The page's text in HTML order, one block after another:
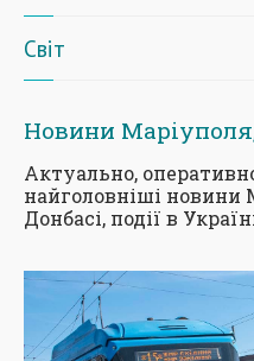
Світ
Новини
Актуально,
найголовніші новини
Донбасі, події в